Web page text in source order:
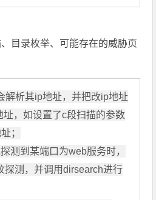
目录枚举、可能存在的威胁页
解析其ip地址，并把改ip地址
，如设置了c段扫描的参数
；
测到某端口为web服务时，
探测，并调用dirsearch进行